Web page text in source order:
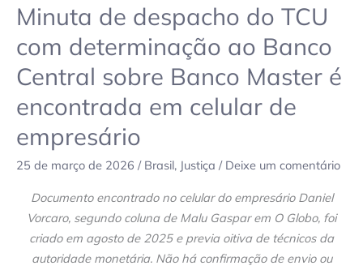
Minuta de despacho do TCU
com determinação ao Banco
Central sobre Banco Master é
encontrada em celular de
empresário
25 de março de 2026 / Brasil, Justiça / Deixe um comentário
Documento encontrado no celular do empresário Daniel
Vorcaro, segundo coluna de Malu Gaspar em O Globo, foi
criado em agosto de 2025 e previa oitiva de técnicos da
autoridade monetária. Não há confirmação de envio ou
é
encontrada
em
celular
de
empresário